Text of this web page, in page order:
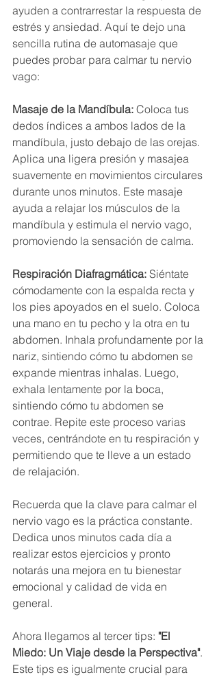
ayuden a contrarrestar la respuesta de
estrés y ansiedad. Aquí te dejo una
sencilla rutina de automasaje que
puedes probar para calmar tu nervio
vago:
Masaje de la Mandíbula: Coloca tus
dedos índices a ambos lados de la
mandíbula, justo debajo de las orejas.
Aplica una ligera presión y masajea
suavemente en movimientos circulares
durante unos minutos. Este masaje
ayuda a relajar los músculos de la
mandíbula y estimula el nervio vago,
promoviendo la sensación de calma.
Respiración Diafragmática: Siéntate
cómodamente con la espalda recta y
los pies apoyados en el suelo. Coloca
una mano en tu pecho y la otra en tu
abdomen. Inhala profundamente por la
nariz, sintiendo cómo tu abdomen se
expande mientras inhalas. Luego,
exhala lentamente por la boca,
sintiendo cómo tu abdomen se
contrae. Repite este proceso varias
veces, centrándote en tu respiración y
permitiendo que te lleve a un estado
de relajación.
Recuerda que la clave para calmar el
nervio vago es la práctica constante.
Dedica unos minutos cada día a
realizar estos ejercicios y pronto
notarás una mejora en tu bienestar
emocional y calidad de vida en
general.
Ahora llegamos al tercer tips: "El
Miedo: Un Viaje desde la Perspectiva".
Este tips es igualmente crucial para